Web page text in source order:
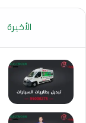
الأخيرة